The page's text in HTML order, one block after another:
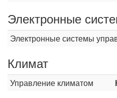
Электронные
Электронные системы
Климат
Управление климатом